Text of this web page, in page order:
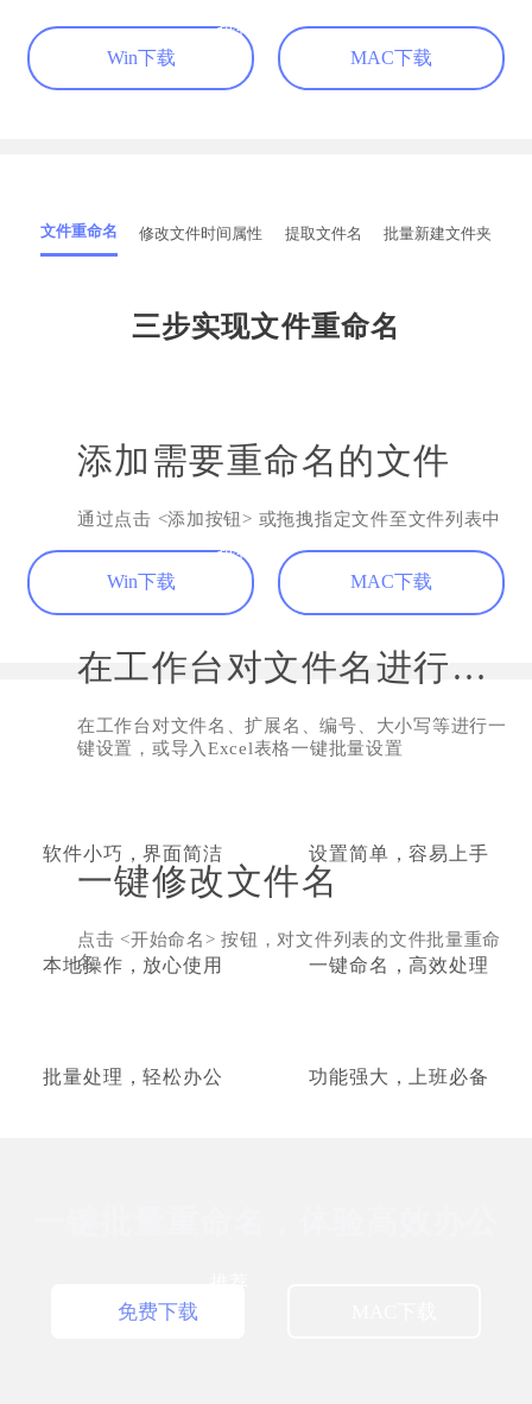
Win下载
推荐
MAC下载
文件重命名 修改文件时间属性 提取文件名 批量新建文件夹
三步实现文件重命名
添加需要重命名的文件
通过点击 <添加按钮> 或拖拽指定文件至文件列表中
在工作台对文件名进行设置
在工作台对文件名、扩展名、编号、大小写等进行一
键设置，或导入Excel表格一键批量设置
一键修改文件名
点击 <开始命名> 按钮，对文件列表的文件批量重命
名
Win下载
推荐
MAC下载
软件小巧，界面简洁 设置简单，容易上手
本地操作，放心使用 一键命名，高效处理
批量处理，轻松办公 功能强大，上班必备
免费下载
本人从事文职岗位的，每天就面临着巨多的
晚安到天亮
学生党可以使用
我是个喜欢分类的强迫症，用过好几种批量重
希望以后越来越强大。
学生
感觉软件做得很用心，除了能够批量重命名，
销售经理
系统类工具用得还是挺少的，但这个真心不